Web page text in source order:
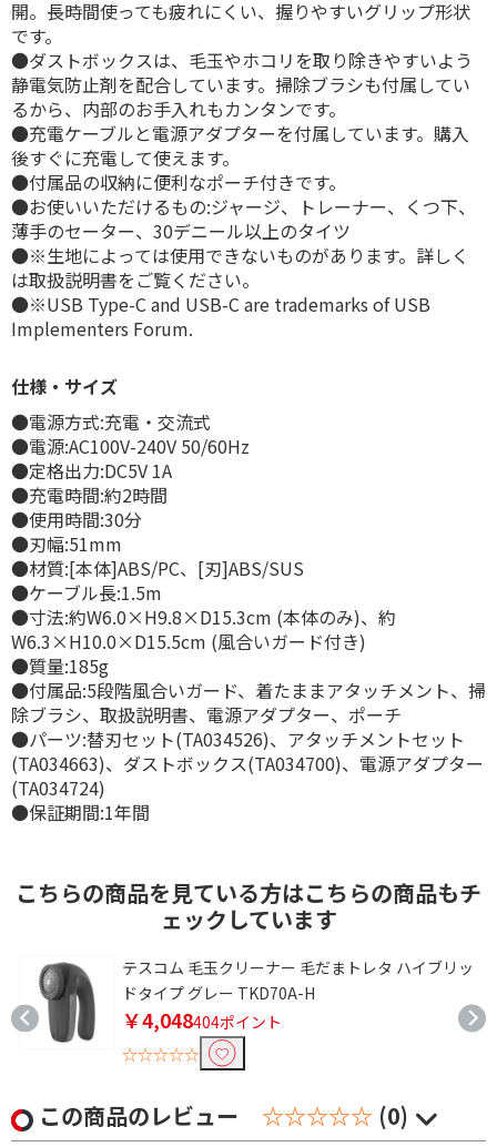
開。長時間使っても疲れにくい、握りやすいグリップ形状
です。
●ダストボックスは、毛玉やホコリを取り除きやすいよう
静電気防止剤を配合しています。掃除ブラシも付属してい
るから、内部のお手入れもカンタンです。
●充電ケーブルと電源アダプターを付属しています。購入
後すぐに充電して使えます。
●付属品の収納に便利なポーチ付きです。
●お使いいただけるもの:ジャージ、トレーナー、くつ下、
薄手のセーター、30デニール以上のタイツ
●※生地によっては使用できないものがあります。詳しく
は取扱説明書をご覧ください。
●※USB Type-C and USB-C are trademarks of USB
Implementers Forum.
仕様・サイズ
●電源方式:充電・交流式
●電源:AC100V-240V 50/60Hz
●定格出力:DC5V 1A
●充電時間:約2時間
●使用時間:30分
●刃幅:51mm
●材質:[本体]ABS/PC、[刃]ABS/SUS
●ケーブル長:1.5m
●寸法:約W6.0×H9.8×D15.3cm (本体のみ)、約
W6.3×H10.0×D15.5cm (風合いガード付き)
●質量:185g
●付属品:5段階風合いガード、着たままアタッチメント、掃
除ブラシ、取扱説明書、電源アダプター、ポーチ
●パーツ:替刃セット(TA034526)、アタッチメントセット
(TA034663)、ダストボックス(TA034700)、電源アダプター
(TA034724)
●保証期間:1年間
こちらの商品を見ている方はこちらの商品もチ
ェックしています
テスコム 毛玉クリーナー 毛だまトレタ ハイブリッ
ドタイプ グレー TKD70A-H
￥4,048404ポイント
☆☆☆☆☆
この商品のレビュー ☆☆☆☆☆ (0)